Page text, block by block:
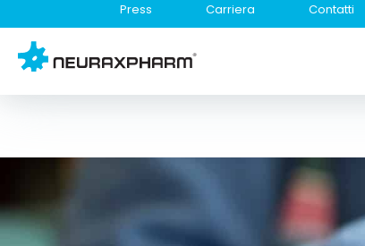
Press Carriera Contatti